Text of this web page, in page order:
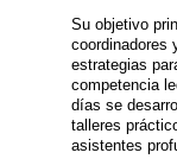
Su objetivo
coordinadores
estrategias
competencia
días se
talleres
asistentes